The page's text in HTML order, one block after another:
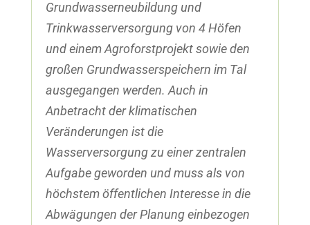
Grundwasserneubildung und
Trinkwasserversorgung von 4 Höfen
und einem Agroforstprojekt sowie den
großen Grundwasserspeichern im Tal
ausgegangen werden. Auch in
Anbetracht der klimatischen
Veränderungen ist die
Wasserversorgung zu einer zentralen
Aufgabe geworden und muss als von
höchstem öffentlichen Interesse in die
Abwägungen der Planung einbezogen